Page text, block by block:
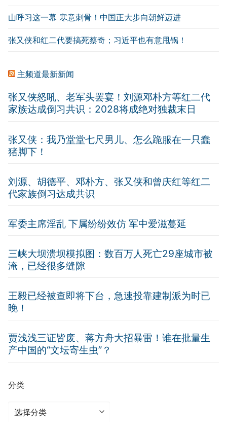
山呼习这一幕 寒意刺骨！中国正大步向朝鲜迈进
张又侠和红二代要搞死蔡奇；习近平也有意甩锅！
主频道最新新闻
张又侠怒吼、老军头罢宴！刘源邓朴方等红二代
家族达成倒习共识：2028将成绝对独裁末日
张又侠：我乃堂堂七尺男儿、怎么跪服在一只蠢
猪脚下！
刘源、胡德平、邓朴方、张又侠和曾庆红等红二
代家族倒习达成共识
军委主席淫乱 下属纷纷效仿 军中爱滋蔓延
三峡大坝溃坝模拟图：数百万人死亡29座城市被
淹，已经很多缝隙
王毅已经被查即将下台，急速投靠建制派为时已
晚！
贾浅浅三证皆废、蒋方舟大招暴雷！谁在批量生
产中国的“文坛寄生虫”？
分类
分
类